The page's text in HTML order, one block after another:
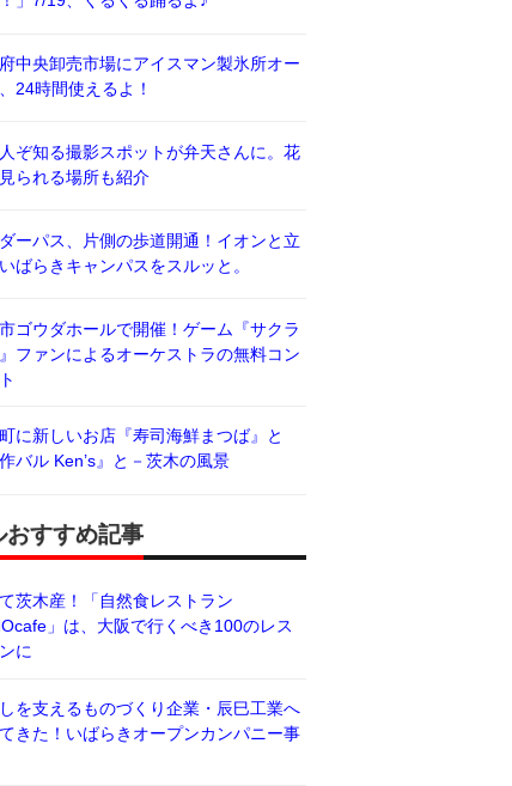
中央卸売市場にアイスマン製氷所オー
24時間使えるよ！
ぞ知る撮影スポットが弁天さんに。花
られる場所も紹介
ーパス、片側の歩道開通！イオンと立
ばらきキャンパスをスルッと。
ゴウダホールで開催！ゲーム『サクラ
ファンによるオーケストラの無料コン
に新しいお店『寿司海鮮まつば』と
作バル Ken’s』と－茨木の風景
おすすめ記事
茨木産！「自然食レストラン
」は、大阪で行くべき100のレス
に
を支えるものづくり企業・辰巳工業へ
きた！いばらきオープンカンパニー事